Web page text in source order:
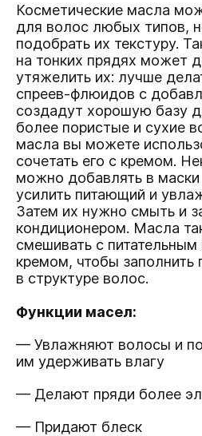
Косметические масла
для волос любых типов,
подобрать их текстуру.
на тонких прядях может
утяжелить их: лучше
спреев-флюидов с
создадут хорошую базу
более пористые и сухие
масла вы можете
сочетать его с кремом.
можно добавлять в
усилить питающий и
Затем их нужно смыть и
кондиционером. Масла
смешивать с
кремом, чтобы заполнить
в структуре волос.
Функции масел:
— Увлажняют волосы и
им удерживать влагу
— Делают пряди более
— Придают блеск